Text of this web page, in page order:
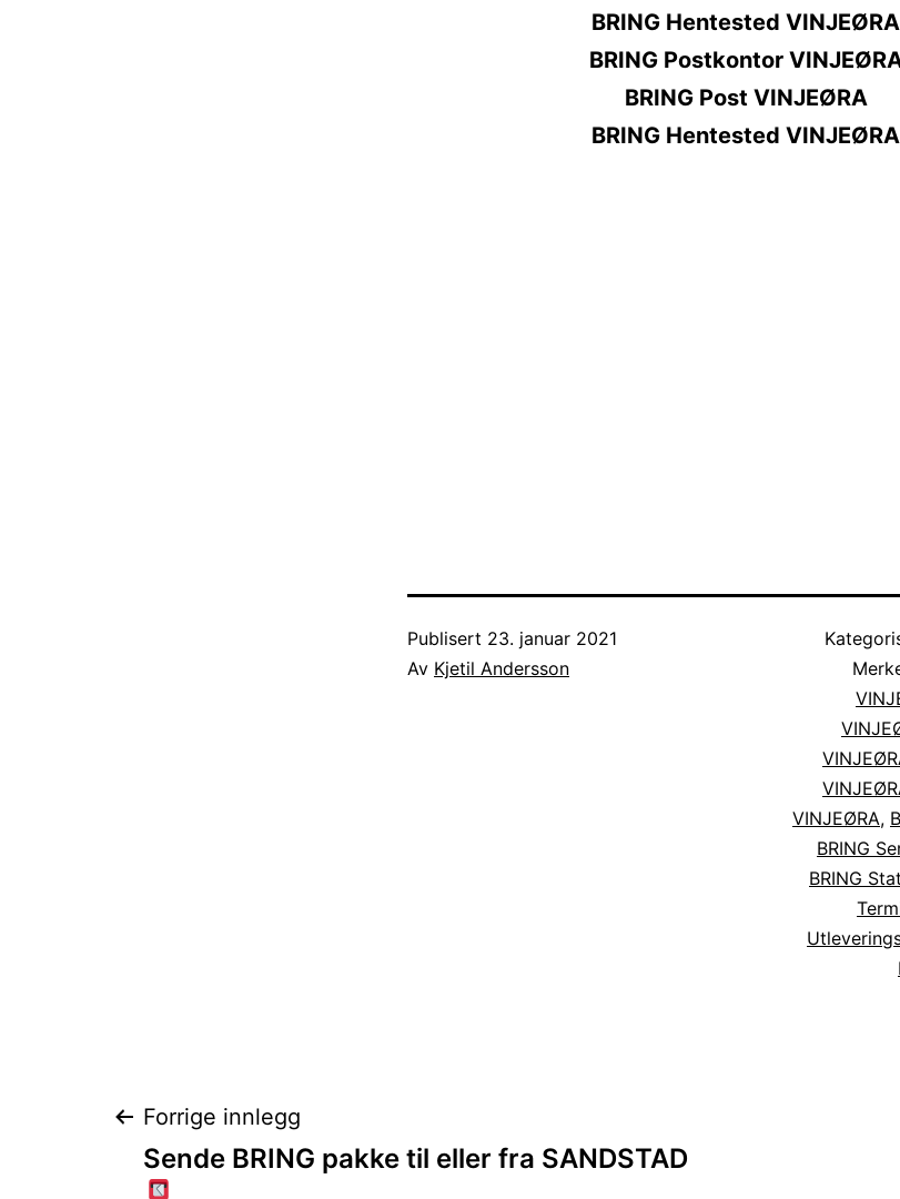
BRING Hentested VINJEØRA
BRING Postkontor
BRING Post VINJEØRA
BRING Hentested VINJEØRA
Publisert 23. januar 2021
Av Kjetil Andersson
VINJEØRA,
BRING
BRING
Innleggsnavigasjon
Forrige innlegg
Sende BRING pakke til eller fra SANDSTAD